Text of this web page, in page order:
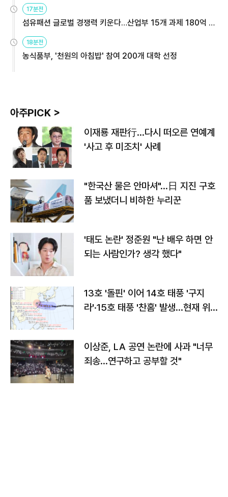
17분전
섬유패션 글로벌 경쟁력 키운다…산업부 15개 과제 180억 지
원
18분전
농식품부, '천원의 아침밥' 참여 200개 대학 선정
아주PICK >
이재룡 재판行…다시 떠오른 연예계
'사고 후 미조치' 사례
"한국산 물은 안마셔"…日 지진 구호
품 보냈더니 비하한 누리꾼
'태도 논란' 정준원 "난 배우 하면 안
되는 사람인가? 생각 했다"
13호 '돌핀' 이어 14호 태풍 '구지
라'·15호 태풍 '찬홈' 발생…현재 위
이상준, LA 공연 논란에 사과 "너무
죄송…연구하고 공부할 것"